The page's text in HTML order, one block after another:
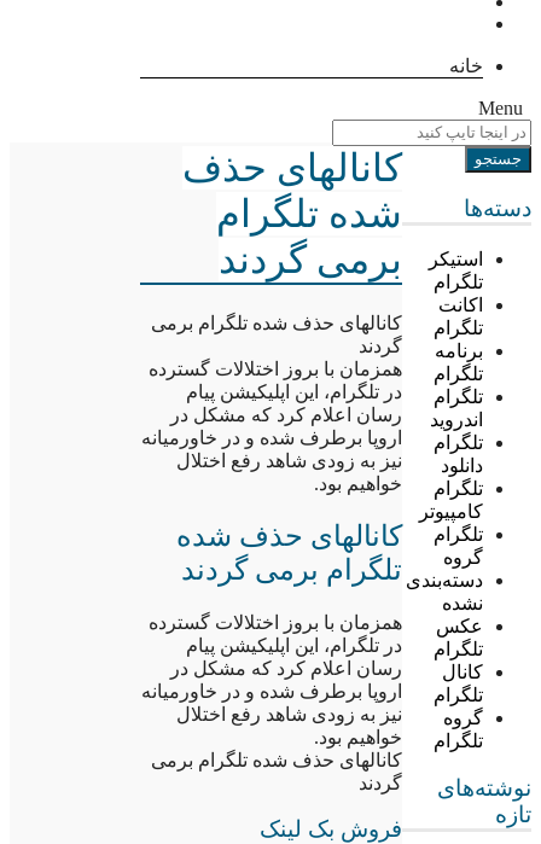
خانه
Menu
دسته‌ها
استیکر
تلگرام
اکانت
تلگرام
برنامه
تلگرام
تلگرام
اندروید
تلگرام
دانلود
تلگرام
کامپیوتر
تلگرام
گروه
دسته‌بندی
نشده
عکس
تلگرام
کانال
تلگرام
گروه
تلگرام
نوشته‌های
تازه
کانالهای حذف
شده تلگرام
برمی گردند
کانالهای حذف شده تلگرام برمی
گردند
همزمان با بروز اختلالات گسترده
در تلگرام، این اپلیکیشن پیام
رسان اعلام کرد که مشکل در
اروپا برطرف شده و در خاورمیانه
نیز به زودی شاهد رفع اختلال
خواهیم بود.
کانالهای حذف شده
تلگرام برمی گردند
همزمان با بروز اختلالات گسترده
در تلگرام، این اپلیکیشن پیام
رسان اعلام کرد که مشکل در
اروپا برطرف شده و در خاورمیانه
نیز به زودی شاهد رفع اختلال
خواهیم بود.
کانالهای حذف شده تلگرام برمی
گردند
فروش بک لینک